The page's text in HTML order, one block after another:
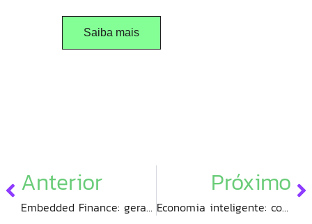
Saiba mais
Anterior
Embedded Finance: gerando valor para empresas e consumidores
Próximo
Economia inteligente: como multicloud e cloud-native reduzem custos